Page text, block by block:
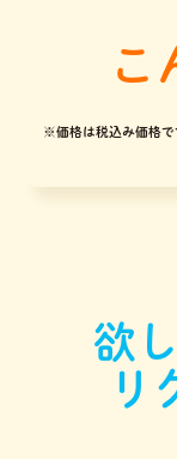
こ
※価格は税込み価格で
欲
リ